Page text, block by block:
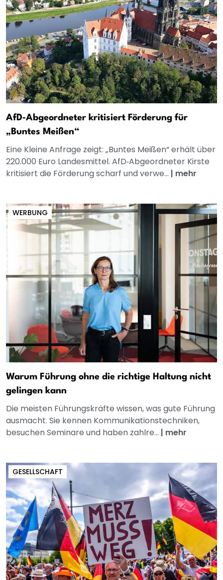
AfD‑Abgeordneter kritisiert Förderung für
„Buntes Meißen“
Eine Kleine Anfrage zeigt: „Buntes Meißen“ erhält über
220.000 Euro Landesmittel. AfD‑Abgeordneter Kirste
kritisiert die Förderung scharf und verwe... | mehr
WERBUNG
Warum Führung ohne die richtige Haltung nicht
gelingen kann
Die meisten Führungskräfte wissen, was gute Führung
ausmacht. Sie kennen Kommunikationstechniken,
besuchen Seminare und haben zahlre... | mehr
GESELLSCHAFT